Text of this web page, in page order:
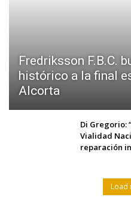
Fredriksson F.B.C.
histórico a la final
Alcorta
Di Gregorio:
Vialidad
reparación
Load